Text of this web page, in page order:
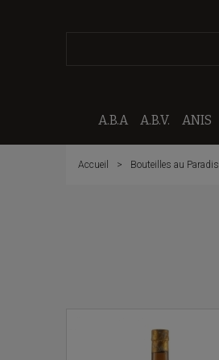
A.B.A A.B.V. ANIS
Accueil Bouteilles au Paradis